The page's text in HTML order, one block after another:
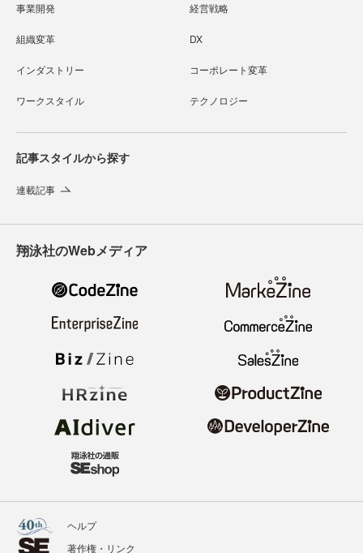
事業開発 経営戦略
組織変革 DX
インダストリー コーポレート変革
ワークスタイル テクノロジー
記事スタイルから探す
連載記事
翔泳社のWebメディア
ヘルプ
著作権・リンク